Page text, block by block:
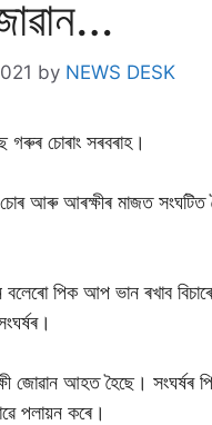
by NEWS DESK
চোৰাং সৰবৰাহ।
আৰু আৰক্ষীৰ মাজত সংঘটিত
পিক আপ ভান ৰখাব
জোৱান আহত হৈছে।
পলায়ন কৰে।